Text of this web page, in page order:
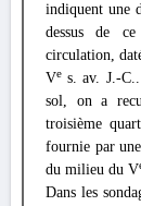
indiquent une
dessus de
circulation,
Ve s. av. J.-
sol, on a
troisième
fournie par
du milieu du V
Dans les